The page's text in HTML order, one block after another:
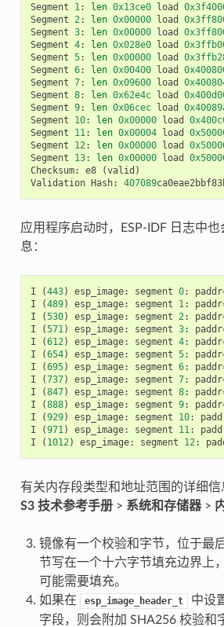
Segment 1: len 0x13ce0 load
Segment 2: len 0x00000 load
Segment 3: len 0x00000 load
Segment 4: len 0x028e0 load
Segment 5: len 0x00000 load
Segment 6: len 0x00400 load
Segment 7: len 0x09600 load
Segment 8: len 0x62e4c load
Segment 9: len 0x06cec load
Segment
10: len 0x00000 load
Segment
11: len 0x00004 load
Segment
12: len 0x00000 load
Segment
13: len 0x00000 load
Checksum: e8 (valid )
Validation Hash: 407089
应用程序启动时，ESP-IDF 日志中
息：
I (443) esp_image: segment 0: paddr
I
(489) esp_image: segment 1: paddr
I
(530) esp_image: segment 2: paddr
I
(571) esp_image: segment 3: paddr
I
(612) esp_image: segment 4: paddr
I
(654) esp_image: segment 5: paddr
I
(695) esp_image: segment 6: paddr
I
(737) esp_image: segment 7: paddr
I
(847) esp_image: segment 8: paddr
I
(888) esp_image: segment 9: paddr
I
(929) esp_image: segment 10:
I
(971) esp_image: segment 11:
I
( 1012) esp_image: segment 12:
有关内存段类型和地址范围的详细信
S3 技术参考手册> 系统和存储器>
镜像有一个校验和字节，位于最
节写在一个十六字节填充边界上
可能需要填充。
如果在
esp_image_header_t 中设
字段，则会附加 SHA256 校验和